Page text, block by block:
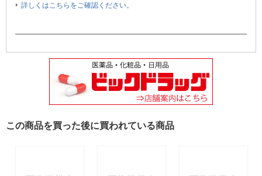
詳しくはこちらをご確認ください。
この商品を買った後に買われている商品